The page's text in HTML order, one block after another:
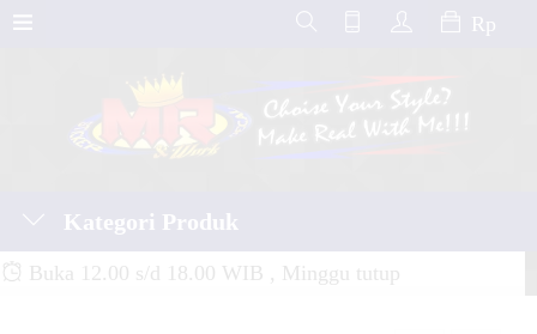
Rp
Kategori Produk
Buka 12.00 s/d 18.00 WIB , Minggu tutup